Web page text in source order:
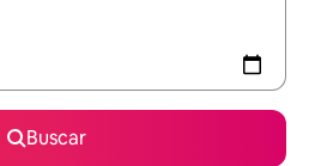
Buscar